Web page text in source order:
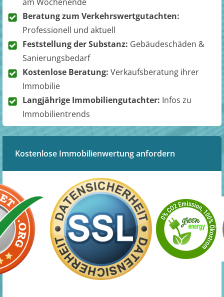
Beratung zum Verkehrswertgutachten:
Professionell und aktuell
Feststellung der Substanz: Gebäudeschäden &
Sanierungsbedarf
Kostenlose Beratung: Verkaufsberatung ihrer
Immobilie
Langjährige Immobiliengutachter: Infos zu
Immobilientrends
Kostenlose Immobilienwertung anfordern